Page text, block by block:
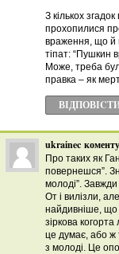
З кількох
прохопилися
враження, що й
тіпат: “Пушкин
Може, треба
правка – як
ukrainec
Про таких як
повернешся”.
молоді”.
От і вилізли,
найдивніше, що
зіркова
це думає, або ж
з молоді. Це